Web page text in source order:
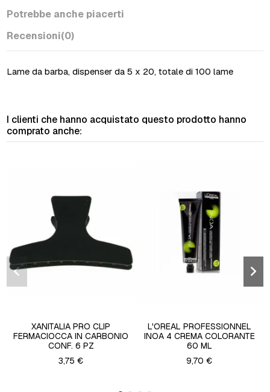
Potrebbe anche piacerti
Recensioni(0)
Lame da barba, dispenser da 5 x 20, totale di 100 lame
I clienti che hanno acquistato questo prodotto hanno
comprato anche:
XANITALIA PRO CLIP
FERMACIOCCA IN CARBONIO
CONF. 6 PZ
3,75 €
L'OREAL PROFESSIONNEL
INOA 4 CREMA COLORANTE
60 ML
9,70 €